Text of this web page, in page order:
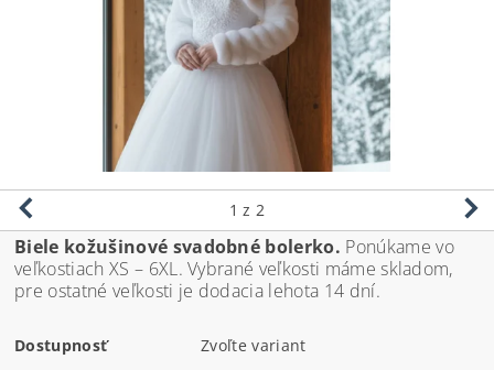
1 z 2
Biele kožušinové svadobné bolerko. Ponúkame vo
veľkostiach XS – 6XL. Vybrané veľkosti máme skladom,
pre ostatné veľkosti je dodacia lehota 14 dní.
Dostupnosť Zvoľte variant